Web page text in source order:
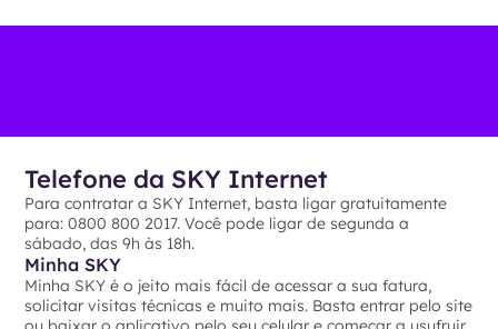
Telefone da SKY Internet
Para contratar a SKY Internet, basta ligar gratuitamente
para: 0800 800 2017. Você pode ligar de segunda a
sábado, das 9h às 18h.
Minha SKY
Minha SKY é o jeito mais fácil de acessar a sua fatura,
solicitar visitas técnicas e muito mais. Basta entrar pelo site